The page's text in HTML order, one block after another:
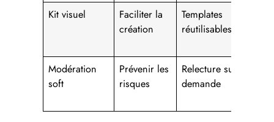
Kit visuel
Faciliter la
création
Templates
réutilisables
Modération
soft
Prévenir les
risques
Relecture sur
demande